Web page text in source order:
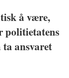
å være,
politietatens
ta ansvaret